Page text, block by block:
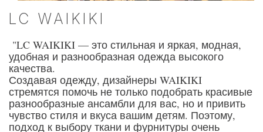
LC WAIKIKI
"LC WAIKIKI — это стильная и яркая, модная,
удобная и разнообразная одежда высокого
качества.
Создавая одежду, дизайнеры WAIKIKI
стремятся помочь не только подобрать красивые
разнообразные ансамбли для вас, но и привить
чувство стиля и вкуса вашим детям. Поэтому,
подход к выбору ткани и фурнитуры очень